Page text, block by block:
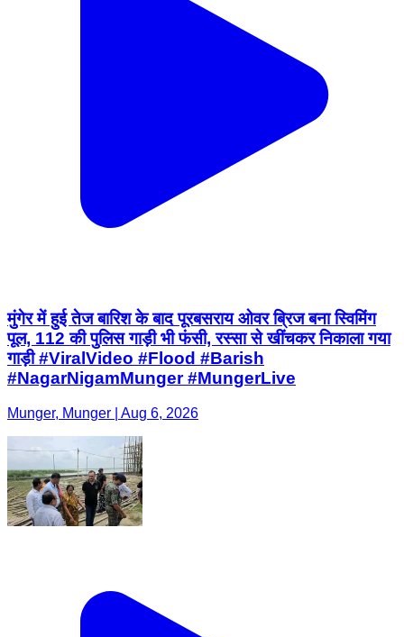
मुंगेर में हुई तेज बारिश के बाद पूरबसराय ओवर ब्रिज बना स्विमिंग
पूल, 112 की पुलिस गाड़ी भी फंसी, रस्सा से खींचकर निकाला गया
गाड़ी #ViralVideo #Flood #Barish
#NagarNigamMunger #MungerLive
Munger, Munger | Aug 6, 2026